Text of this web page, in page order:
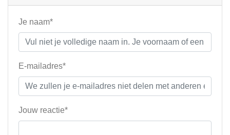
Je naam*
E-mailadres*
Jouw reactie*